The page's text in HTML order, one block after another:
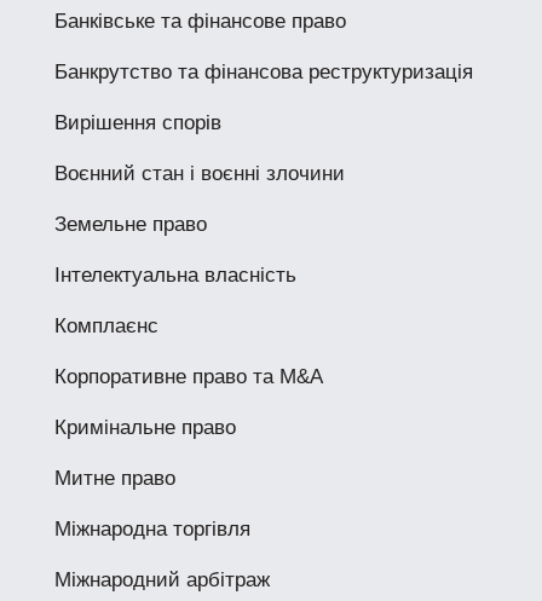
Банківське та фінансове право
Банкрутство та фінансова реструктуризація
Вирішення спорів
Воєнний стан і воєнні злочини
Земельне право
Інтелектуальна власність
Комплаєнс
Корпоративне право та M&A
Кримінальне право
Митне право
Міжнародна торгівля
Міжнародний арбітраж